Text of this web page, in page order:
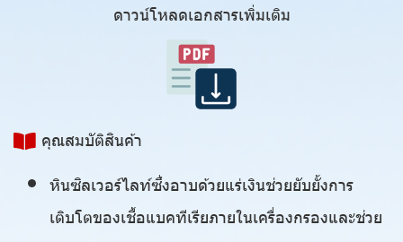
ดาวน์โหลดเอกสารเพิ่มเติม
คุณสมบัติสินค้า
หินซิลเวอร์ไลท์ซึ่งอาบด้วยแร่เงินช่วยยับยั้งการ
เติบโตของเชื้อแบคทีเรียภายในเครื่องกรองและช่วย